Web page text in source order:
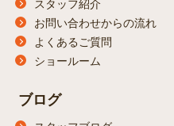
スタッフ紹介
お問い合わせからの流れ
よくあるご質問
ショールーム
ブログ